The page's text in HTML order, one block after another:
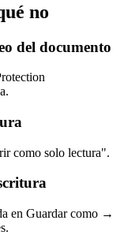
no
del documento
como solo lectura".
en Guardar como →